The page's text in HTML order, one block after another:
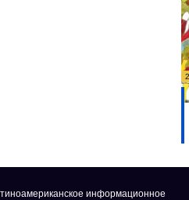
информационное